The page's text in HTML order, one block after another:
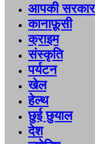
आपकी सरकार
कानाफ़ूसी
क्राइम
संस्कृति
पर्यटन
खेल
हेल्थ
छुई छुयाल
देश